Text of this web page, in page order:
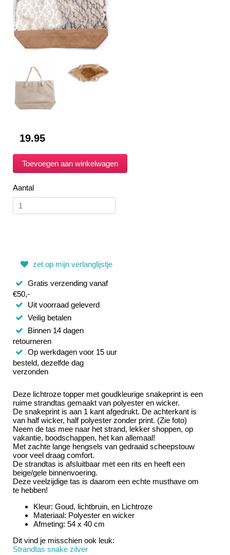
19.95
Aantal
zet op mijn verlanglijstje
Gratis verzending vanaf
€50,-
Uit voorraad geleverd
Veilig betalen
Binnen 14 dagen
retourneren
Op werkdagen voor 15 uur
besteld, dezelfde dag
verzonden
Deze lichtroze topper met goudkleurige snakeprint is een
ruime strandtas gemaakt van polyester en wicker.
De snakeprint is aan 1 kant afgedrukt. De achterkant is
van half wicker, half polyester zonder print. (Zie foto)
Neem de tas mee naar het strand, lekker shoppen, op
vakantie, boodschappen, het kan allemaal!
Met zachte lange hengsels van gedraaid scheepstouw
voor veel draag comfort.
De strandtas is afsluitbaar met een rits en heeft een
beige/gele binnenvoering.
Deze veelzijdige tas is daarom een echte musthave om
te hebben!
Kleur: Goud, lichtbruin, en Lichtroze
Materiaal: Polyester en wicker
Afmeting: 54 x 40 cm
Dit vind je misschien ook leuk:
Strandtas snake zilver